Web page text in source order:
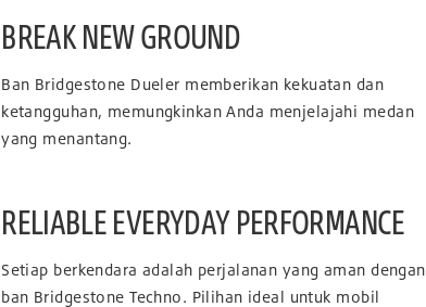
BREAK NEW GROUND
Ban Bridgestone Dueler memberikan kekuatan dan
ketangguhan, memungkinkan Anda menjelajahi medan
yang menantang.
RELIABLE EVERYDAY PERFORMANCE
Setiap berkendara adalah perjalanan yang aman dengan
ban Bridgestone Techno. Pilihan ideal untuk mobil